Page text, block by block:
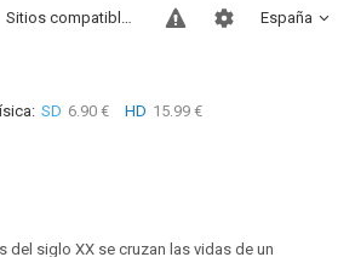
España
Sitios compatibles
SD 6.90 € HD 15.99 €
del siglo XX se cruzan las vidas de un